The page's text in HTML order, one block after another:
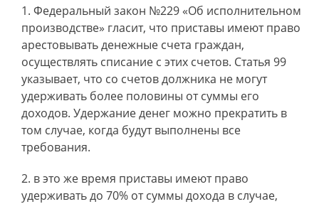
Федеральный закон №229 «Об исполнительном
производстве» гласит, что приставы имеют право
арестовывать денежные счета граждан,
осуществлять списание с этих счетов. Статья 99
указывает, что со счетов должника не могут
удерживать более половины от суммы его
доходов. Удержание денег можно прекратить в
том случае, когда будут выполнены все
требования.
в это же время приставы имеют право
удерживать до 70% от суммы дохода в случае,